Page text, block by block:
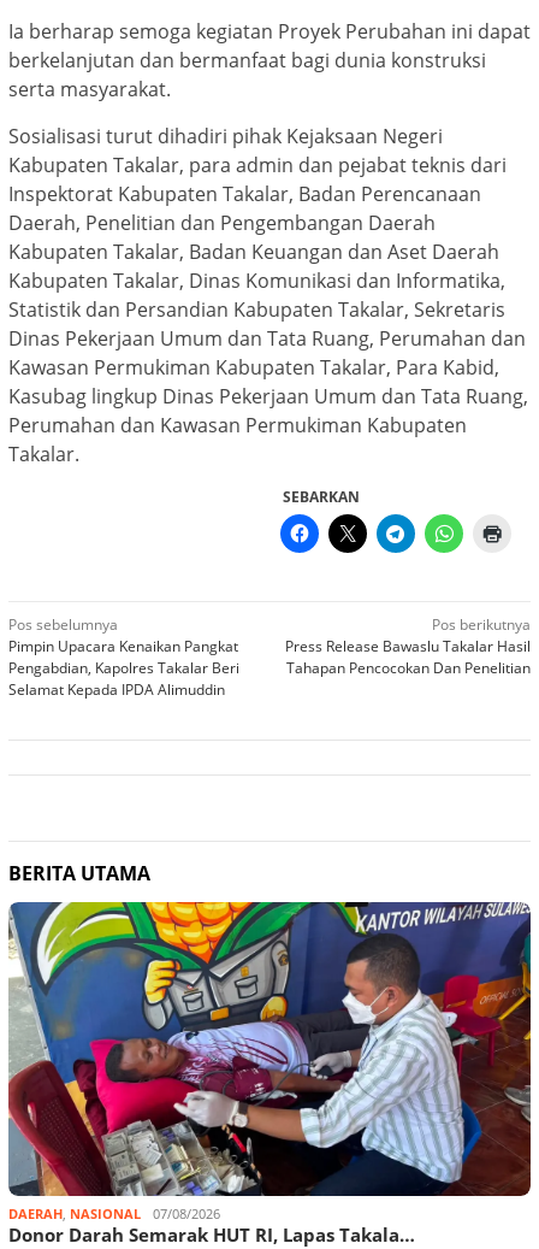
Ia berharap semoga kegiatan Proyek Perubahan ini dapat
berkelanjutan dan bermanfaat bagi dunia konstruksi
serta masyarakat.
Sosialisasi turut dihadiri pihak Kejaksaan Negeri
Kabupaten Takalar, para admin dan pejabat teknis dari
Inspektorat Kabupaten Takalar, Badan Perencanaan
Daerah, Penelitian dan Pengembangan Daerah
Kabupaten Takalar, Badan Keuangan dan Aset Daerah
Kabupaten Takalar, Dinas Komunikasi dan Informatika,
Statistik dan Persandian Kabupaten Takalar, Sekretaris
Dinas Pekerjaan Umum dan Tata Ruang, Perumahan dan
Kawasan Permukiman Kabupaten Takalar, Para Kabid,
Kasubag lingkup Dinas Pekerjaan Umum dan Tata Ruang,
Perumahan dan Kawasan Permukiman Kabupaten
Takalar.
SEBARKAN
Navigasi
pos
Pos sebelumnya
Pimpin Upacara Kenaikan Pangkat
Pengabdian, Kapolres Takalar Beri
Selamat Kepada IPDA Alimuddin
Pos berikutnya
Press Release Bawaslu Takalar Hasil
Tahapan Pencocokan Dan Penelitian
BERITA UTAMA
DAERAH, NASIONAL 07/08/2026
Donor Darah Semarak HUT RI, Lapas Takala…